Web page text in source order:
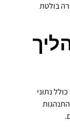
בולטת
נתוני